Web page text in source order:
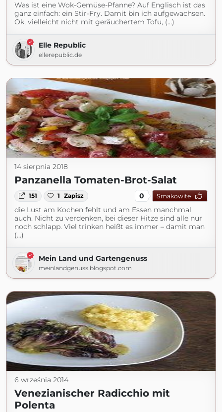
Was ist eine Wok-Gemüse-Pfanne? Auf Englisch ist das
ganz einfach: ein Stir-Fry. Damit bin ich aufgewachsen.
Ok, vielleicht nicht mit geräuchertem Tofu, (...)
Elle Republic
ellerepublic.de
14 sierpnia 2018
Panzanella Tomaten-Brot-Salat
151 1 Zapisz 0 Smakowite
die Lust am Kochen fehlt und am Essen manchmal
auch. Nicht zu verdenken, bei dieser Hitze sind alle nur
noch schlapp. Viel trinken heißt es immer – damit man
(...)
Mein Land und Gartengenuss
meinlandgenuss.blogspot.com
6 września 2014
Venezianischer Radicchio mit
Polenta